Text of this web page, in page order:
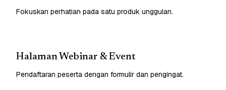
Fokuskan perhatian pada satu produk unggulan.
Halaman Webinar & Event
Pendaftaran peserta dengan formulir dan pengingat.